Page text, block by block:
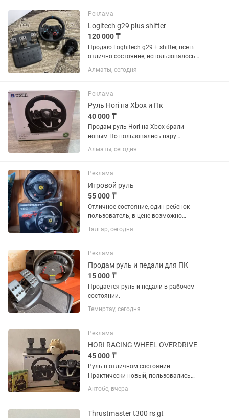
PlayStation 4 и ПК. Угол...
Реклама
Logitech g29 plus shifter
120 000 ₸
Продаю Loghitech g29 + shifter, все в
отлично состояние, использовалось
аккуратно, лфюта на руле нету, только
заводской люфт (есть обзоры на ютубе
был, руль в...
Алматы, сегодня
Реклама
Руль Hori на Xbox и Пк
40 000 ₸
Продам руль Hori на Xbox брали
новым По пользовались пару
раз,подойдет как на компьютер так и
на Xbox Новый стоит 100.000
Алматы, сегодня
Реклама
Игровой руль
55 000 ₸
Отличное состояние, один ребенок
пользователь, в цене возможно
договор
Талгар, сегодня
Реклама
Продам руль и педали для ПК
15 000 ₸
Продается руль и педали в рабочем
состоянии.
Темиртау, сегодня
Реклама
HORI RACING WHEEL OVERDRIVE
45 000 ₸
Руль в отличном состоянии.
Практически новый, пользовались
редко и аккуратно. Педали газ, тормоз
Длина кабеля 3 м. Особенности
270⁰. •Руль не использовался для...
Актобе, вчера
Thrustmaster t300 rs gt